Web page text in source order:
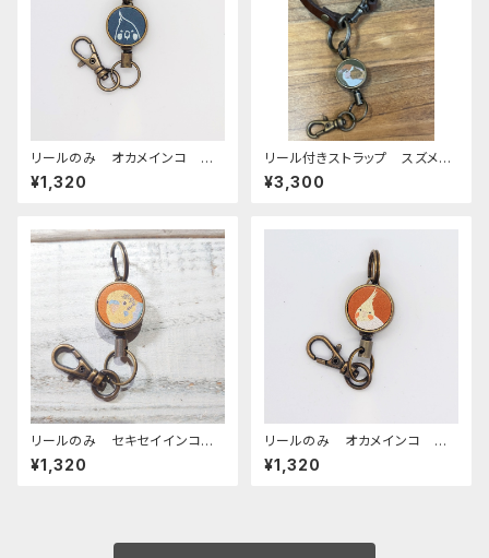
リールのみ オカメインコ モノ
トーン ネイビー おかめいん
こ
¥1,320
リール付きストラップ スズメ
グリーン × ダークブラウン
すずめ 雀 栃木レザー
¥3,300
リールのみ セキセイインコ
レインボー キャメル せきせ
いいんこ
¥1,320
リールのみ オカメインコ ル
チノー ぽわんシリーズ キャメ
ル おかめいんこ
¥1,320